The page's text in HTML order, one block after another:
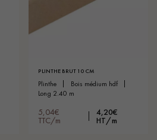
PLINTHE BRUT 10 CM
plinthe
bois médium hdf
long 2.40 m
5,04€
TTC/m
4,20€
HT/m